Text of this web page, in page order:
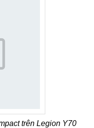
trên Legion Y70